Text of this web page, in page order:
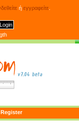
ή εγγραφείτε
Register